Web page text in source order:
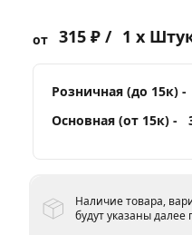
от 315 ₽ / 1 x
Розничная (до 15к) -
Основная (от 15к) -
Наличие товара,
будут указаны